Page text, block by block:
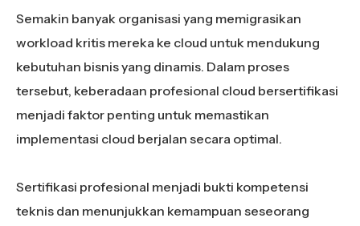
Semakin banyak organisasi yang memigrasikan
workload kritis mereka ke cloud untuk mendukung
kebutuhan bisnis yang dinamis. Dalam proses
tersebut, keberadaan profesional cloud bersertifikasi
menjadi faktor penting untuk memastikan
implementasi cloud berjalan secara optimal.
Sertifikasi profesional menjadi bukti kompetensi
teknis dan menunjukkan kemampuan seseorang